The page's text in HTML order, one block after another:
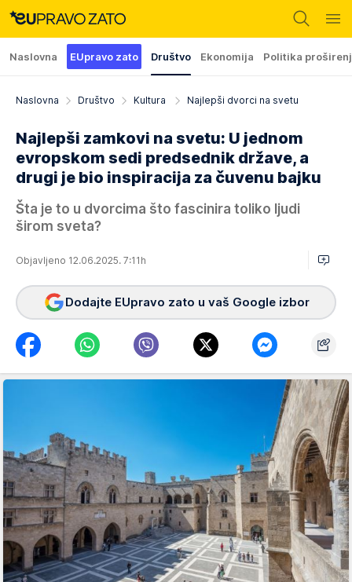
Naslovna EUpravo zato Društvo Ekonomija Politika
Naslovna Društvo Kultura Najlepši dvorci na svetu
Najlepši zamkovi na svetu: U jednom
evropskom sedi predsednik države, a
drugi je bio inspiracija za čuvenu bajku
Šta je to u dvorcima što fascinira toliko ljudi
širom sveta?
Objavljeno 12.06.2025. 7:11h
Dodajte EUpravo zato u vaš Google izbor